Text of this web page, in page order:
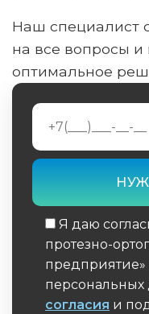
Наш специалист
на все вопросы
оптимальное
Я даю
протезно-
предприятие»
персональных
согласия и